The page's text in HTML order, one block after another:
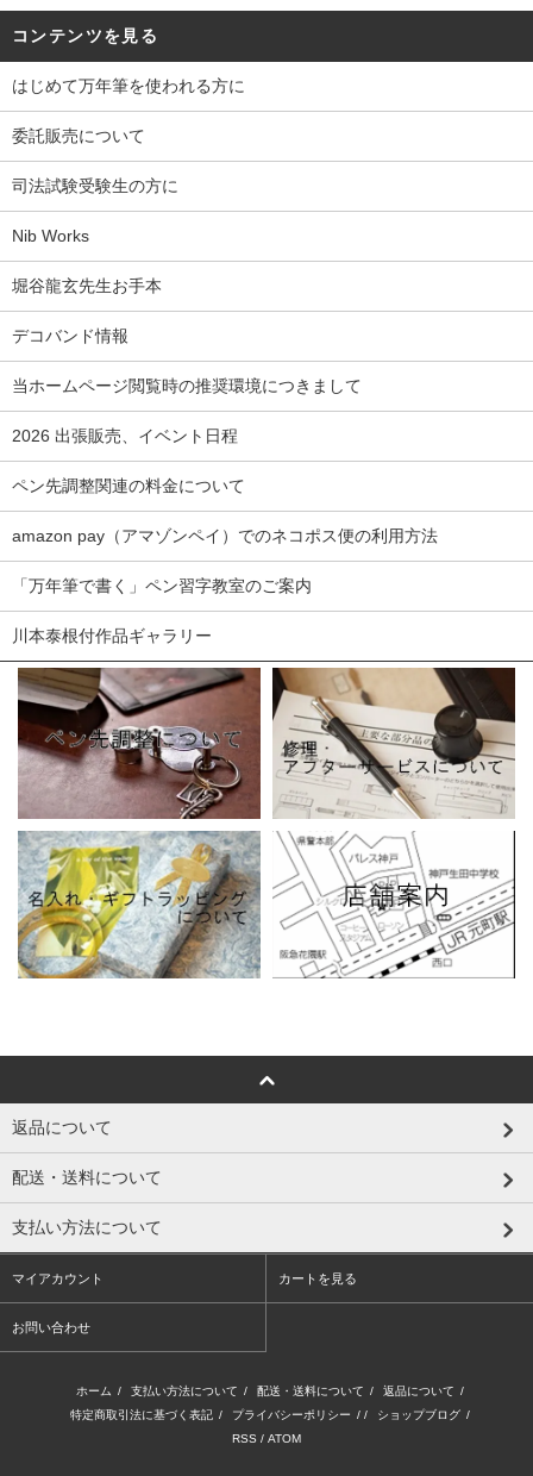
コンテンツを見る
はじめて万年筆を使われる方に
委託販売について
司法試験受験生の方に
Nib Works
堀谷龍玄先生お手本
デコバンド情報
当ホームページ閲覧時の推奨環境につきまして
2026 出張販売、イベント日程
ペン先調整関連の料金について
amazon pay（アマゾンペイ）でのネコポス便の利用方法
「万年筆で書く」ペン習字教室のご案内
川本泰根付作品ギャラリー
返品について
配送・送料について
支払い方法について
マイアカウント カートを見る
お問い合わせ
ホーム / 支払い方法について / 配送・送料について / 返品について /
特定商取引法に基づく表記 / プライバシーポリシー / / ショップブログ /
RSS / ATOM